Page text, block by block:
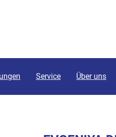
Service Über uns